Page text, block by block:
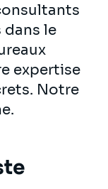
le
expertise
Notre